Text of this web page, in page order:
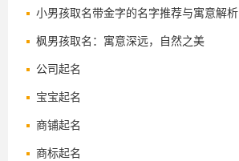
小男孩取名带金字的名字推荐与寓意解析
枫男孩取名：寓意深远，自然之美
公司起名
宝宝起名
商铺起名
商标起名